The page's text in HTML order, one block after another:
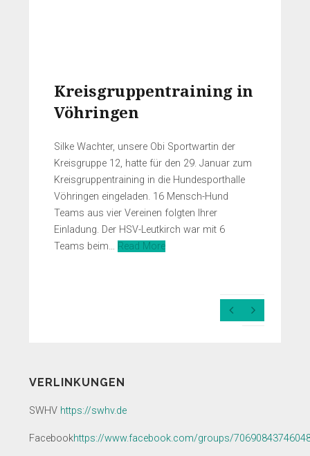
Kreisgruppentraining in
Vöhringen
Silke Wachter, unsere Obi Sportwartin der
Kreisgruppe 12, hatte für den 29. Januar zum
Kreisgruppentraining in die Hundesporthalle
Vöhringen eingeladen. 16 Mensch-Hund
Teams aus vier Vereinen folgten Ihrer
Einladung. Der HSV-Leutkirch war mit 6
Teams beim… Read More
Previous
Slide
Next
Slide
VERLINKUNGEN
SWHV https://swhv.de
Facebookhttps://www.facebook.com/groups/